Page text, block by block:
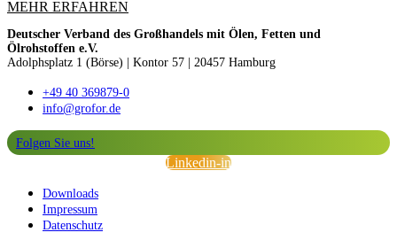
MEHR ERFAHREN
Deutscher Verband des Großhandels mit Ölen, Fetten und
Ölrohstoffen e.V.
Adolphsplatz 1 (Börse)
Kontor 57 | 20457 Hamburg
+49 40 369879-0
info@grofor.de
Folgen Sie uns!
Linkedin-in
Downloads
Impressum
Datenschutz